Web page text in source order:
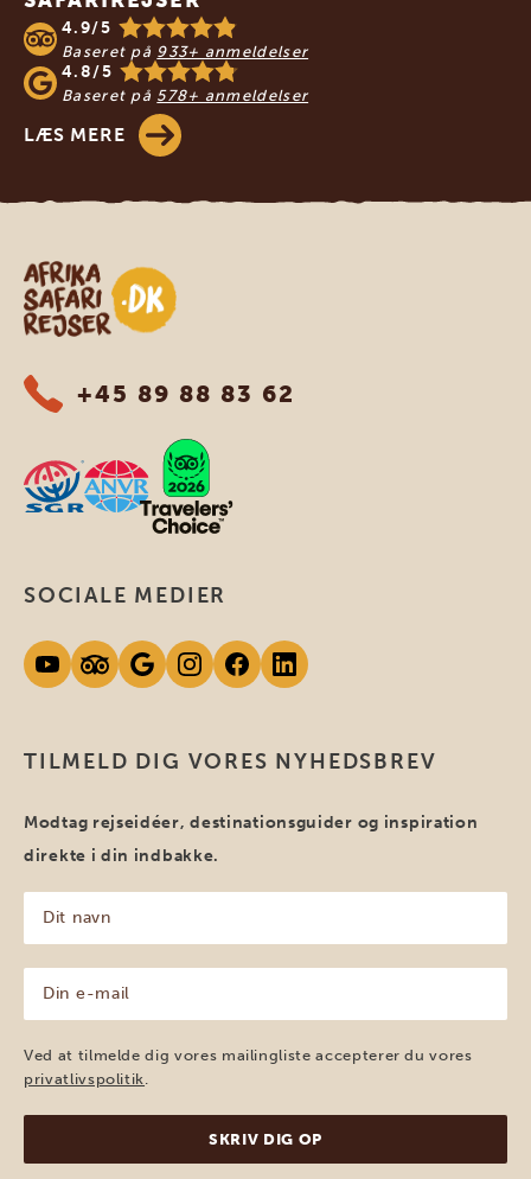
4.9/5
Baseret på 933+ anmeldelser
4.8/5
Baseret på 578+ anmeldelser
LÆS MERE
Safari-rejser i Afrika
+45 89 88 83 62
TILMELD DIG VORES NYHEDSBREV
Modtag rejseidéer, destinationsguider og inspiration
direkte i din indbakke.
navn
(Påkrævet)
mail
(Påkrævet)
Ved at tilmelde dig vores mailingliste accepterer du vores
privatlivspolitik.
SOCIALE MEDIER